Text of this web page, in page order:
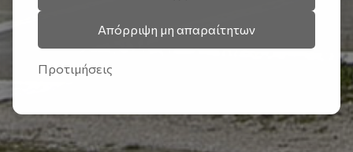
Απόρριψη μη απαραίτητων
Προτιμήσεις